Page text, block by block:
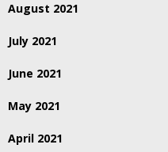
August 2021
July 2021
June 2021
May 2021
April 2021